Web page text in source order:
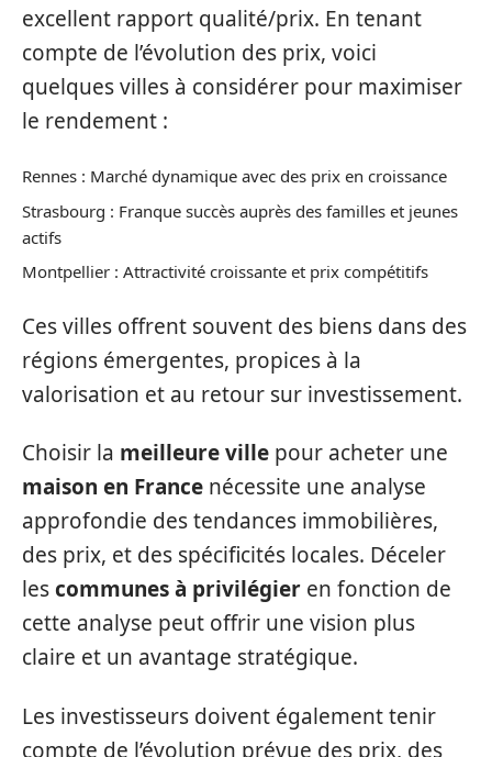
excellent rapport qualité/prix. En tenant
compte de l’évolution des prix, voici
quelques villes à considérer pour maximiser
le rendement :
Rennes : Marché dynamique avec des prix en croissance
Strasbourg : Franque succès auprès des familles et jeunes
actifs
Montpellier : Attractivité croissante et prix compétitifs
Ces villes offrent souvent des biens dans des
régions émergentes, propices à la
valorisation et au retour sur investissement.
Choisir la meilleure ville pour acheter une
maison en France nécessite une analyse
approfondie des tendances immobilières,
des prix, et des spécificités locales. Déceler
lescommunes à privilégier en fonction de
cette analyse peut offrir une vision plus
claire et un avantage stratégique.
Les investisseurs doivent également tenir
compte de l’évolution prévue des prix, des